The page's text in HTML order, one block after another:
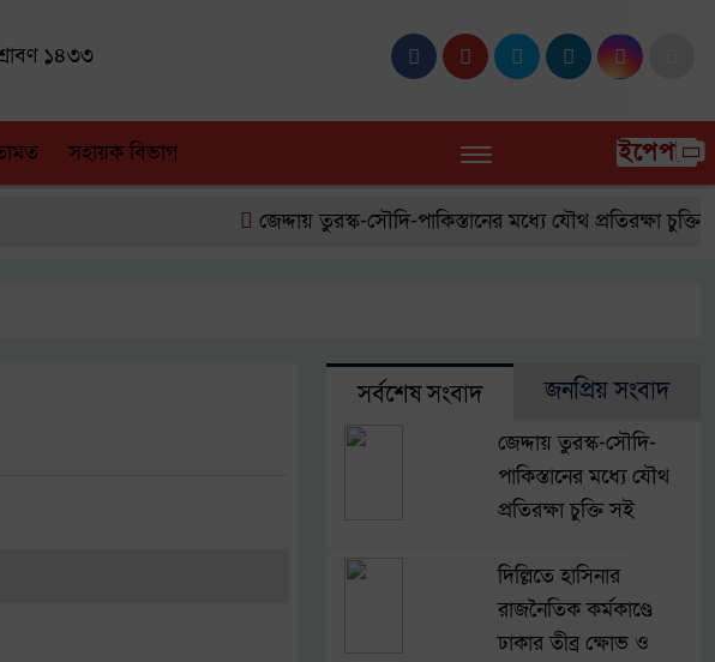
১৪৩৩
সহায়ক বিভাগ ইপেপার
জেদ্দায় তুরস্ক-সৌদি-পাকিস্তানের মধ্যে যৌথ প্রতিরক্ষা চুক্তি সই
সর্বশেষ সংবাদ জনপ্রিয় সংবাদ
জেদ্দায় তুরস্ক-সৌদি-
পাকিস্তানের মধ্যে যৌথ
প্রতিরক্ষা চুক্তি সই
দিল্লিতে হাসিনার
রাজনৈতিক কর্মকাণ্ডে
ঢাকার তীব্র ক্ষোভ ও